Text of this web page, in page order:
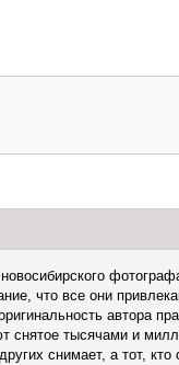
что все они
автора
снятое тысячами и
снимает, а тот,